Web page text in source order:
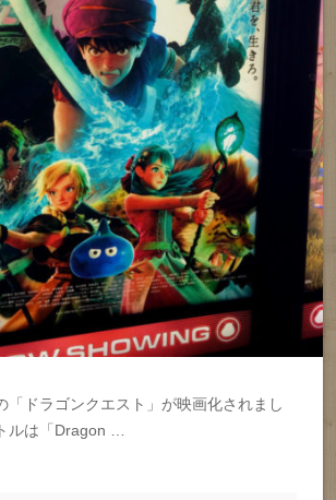
「ドラゴンクエスト」が映画化されまし
ルは「Dragon …